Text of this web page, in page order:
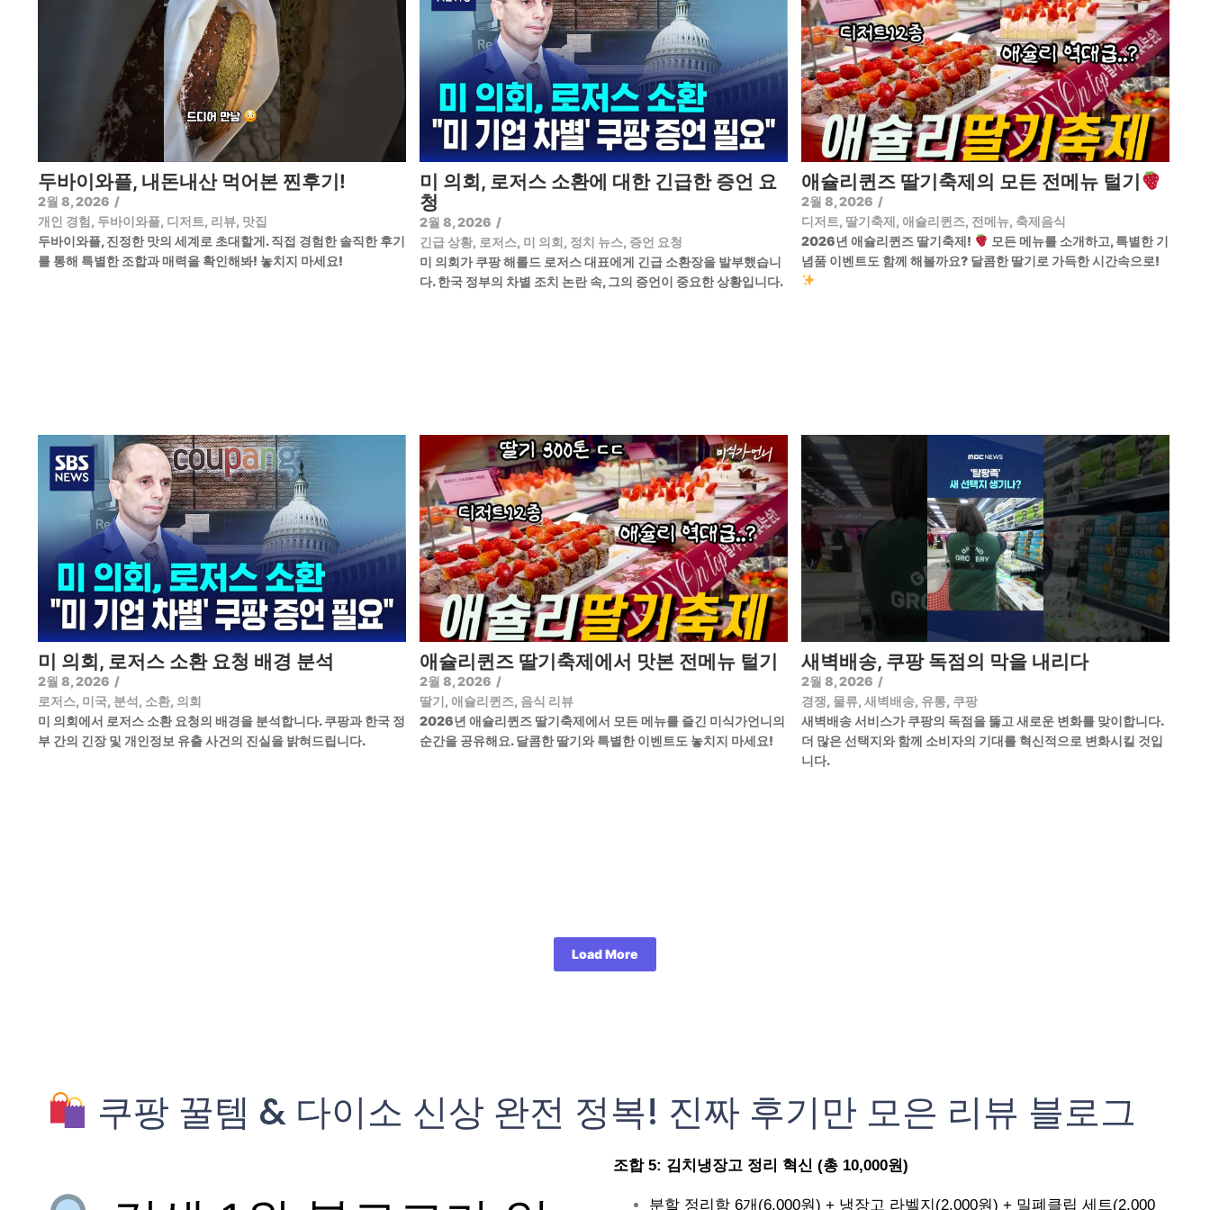
두바이와플, 내돈내산 먹어본 찐후기!
2월 8, 2026 /
개인 경험, 두바이와플, 디저트, 리뷰, 맛집
두바이와플, 진정한 맛의 세계로 초대할게. 직접 경험한 솔직한 후기
를 통해 특별한 조합과 매력을 확인해봐! 놓치지 마세요!
미 의회, 로저스 소환에 대한 긴급한 증언 요
청
2월 8, 2026 /
긴급 상황, 로저스, 미 의회, 정치 뉴스, 증언 요청
미 의회가 쿠팡 해롤드 로저스 대표에게 긴급 소환장을 발부했습니
다. 한국 정부의 차별 조치 논란 속, 그의 증언이 중요한 상황입니다.
애슐리퀸즈 딸기축제의 모든 전메뉴 털기
2월 8, 2026 /
디저트, 딸기축제, 애슐리퀸즈, 전메뉴, 축제음식
2026년 애슐리퀸즈 딸기축제!
모든 메뉴를 소개하고, 특별한 기
념품 이벤트도 함께 해볼까요? 달콤한 딸기로 가득한 시간속으로!
미 의회, 로저스 소환 요청 배경 분석
2월 8, 2026 /
로저스, 미국, 분석, 소환, 의회
미 의회에서 로저스 소환 요청의 배경을 분석합니다. 쿠팡과 한국 정
부 간의 긴장 및 개인정보 유출 사건의 진실을 밝혀드립니다.
애슐리퀸즈 딸기축제에서 맛본 전메뉴 털기
2월 8, 2026 /
딸기, 애슐리퀸즈, 음식 리뷰
2026년 애슐리퀸즈 딸기축제에서 모든 메뉴를 즐긴 미식가언니의
순간을 공유해요. 달콤한 딸기와 특별한 이벤트도 놓치지 마세요!
새벽배송, 쿠팡 독점의 막을 내리다
2월 8, 2026 /
경쟁, 물류, 새벽배송, 유통, 쿠팡
새벽배송 서비스가 쿠팡의 독점을 뚫고 새로운 변화를 맞이합니다.
더 많은 선택지와 함께 소비자의 기대를 혁신적으로 변화시킬 것입
니다.
Load More
쿠팡 꿀템 & 다이소 신상 완전 정복! 진짜 후기만 모은 리뷰 블로그
조합 5: 김치냉장고 정리 혁신 (총 10,000원)
분할 정리함 6개(6,000원) + 냉장고 라벨지(2,000원) + 밀폐클립 세트(2,000